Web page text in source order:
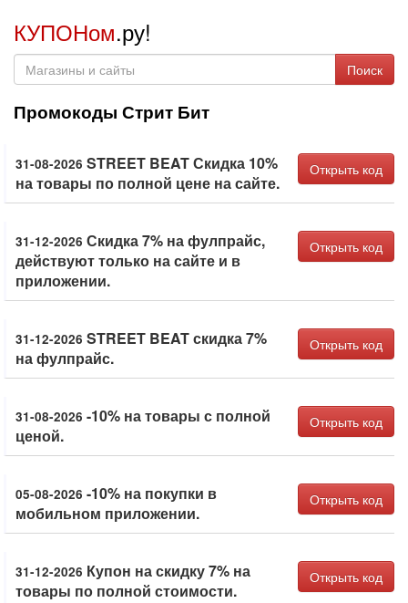
КУПОНом.ру!
Поиск
Промокоды Стрит Бит
31-08-2026 STREET BEAT Скидка 10%
на товары по полной цене на сайте.
Открыть код
31-12-2026 Скидка 7% на фулпрайс,
действуют только на сайте и в
приложении.
Открыть код
31-12-2026 STREET BEAT скидка 7%
на фулпрайс.
Открыть код
31-08-2026 -10% на товары с полной
ценой.
Открыть код
05-08-2026 -10% на покупки в
мобильном приложении.
Открыть код
31-12-2026 Купон на скидку 7% на
товары по полной стоимости.
Открыть код